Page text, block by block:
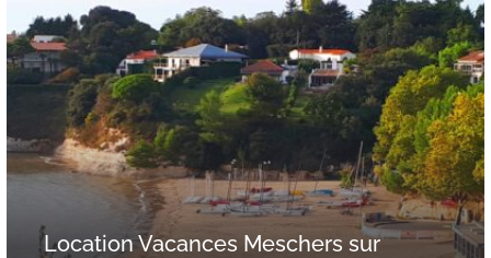
Location Vacances Meschers sur